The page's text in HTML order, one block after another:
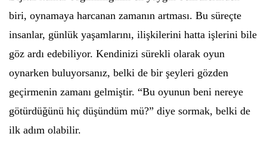
biri, oynamaya harcanan zamanın artması. Bu süreçte
insanlar, günlük yaşamlarını, ilişkilerini hatta işlerini bile
göz ardı edebiliyor. Kendinizi sürekli olarak oyun
oynarken buluyorsanız, belki de bir şeyleri gözden
geçirmenin zamanı gelmiştir. “Bu oyunun beni nereye
götürdüğünü hiç düşündüm mü?” diye sormak, belki de
ilk adım olabilir.